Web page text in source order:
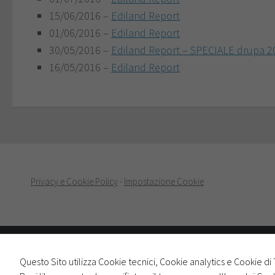
15/06/2016 – Ediland Report
01/06/2016 – Ediland Report
30/05/2016 – Ediland Report – SPECIALE drupa
16/05/2016 – Ediland Report
Privacy e Cookie Policy - Impostazione Cookie
Questo Sito utilizza Cookie tecnici, Cookie analytics e Cookie di